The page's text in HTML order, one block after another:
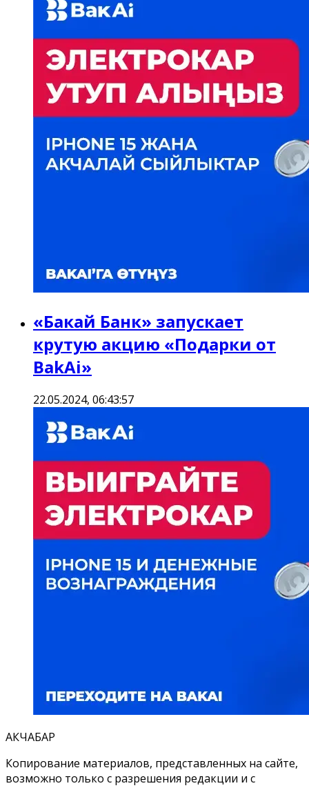
«Бакай Банк» запускает
крутую акцию «Подарки от
BakAi»
22.05.2024, 06:43:57
АКЧАБАР
Копирование материалов, представленных на сайте,
возможно только с разрешения редакции и с